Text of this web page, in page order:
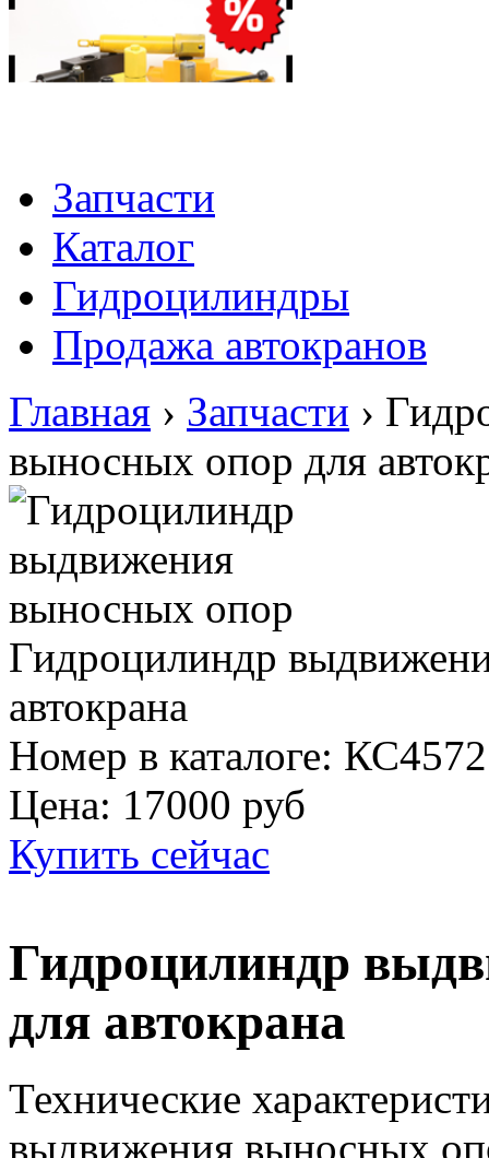
Запчасти
Каталог
Гидроцилиндры
Продажа автокранов
Главная › Запчасти ›
выносных опор для
Гидроцилиндр
автокрана
Номер в каталоге:
Цена: 17000 руб
Купить сейчас
Гидроцилиндр
для автокрана
Технические
выдвижения выносных